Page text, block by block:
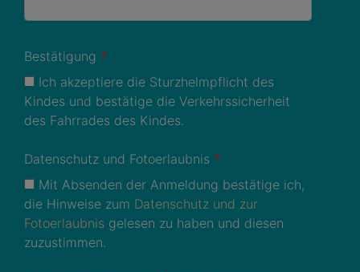
Bestätigung *
Kindes und bestätige die Verkehrssicherheit
des Fahrrades des Kindes.
Datenschutz und Fotoerlaubnis *
die Hinweise zum Datenschutz und zur
Fotoerlaubnis gelesen zu haben und diesen
zuzustimmen.